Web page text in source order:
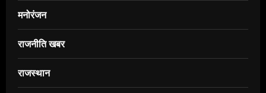
मनोरंजन
राजनीति खबर
राजस्थान